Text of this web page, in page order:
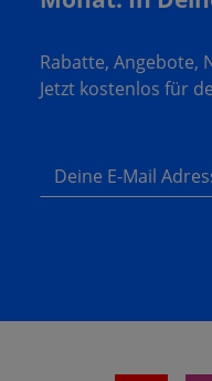
Rabatte, Angebote,
Jetzt kostenlos für
Deine E-Mail Adresse